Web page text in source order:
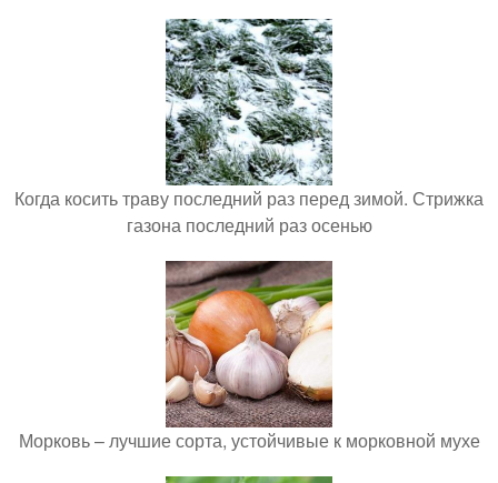
Когда косить траву последний раз перед зимой. Стрижка
газона последний раз осенью
Морковь – лучшие сорта, устойчивые к морковной мухе